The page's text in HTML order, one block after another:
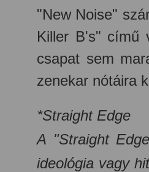
"New Noise"
Killer B's" című
csapat sem
zenekar nótáira
*Straight Edge
A "Straight
ideológia vagy